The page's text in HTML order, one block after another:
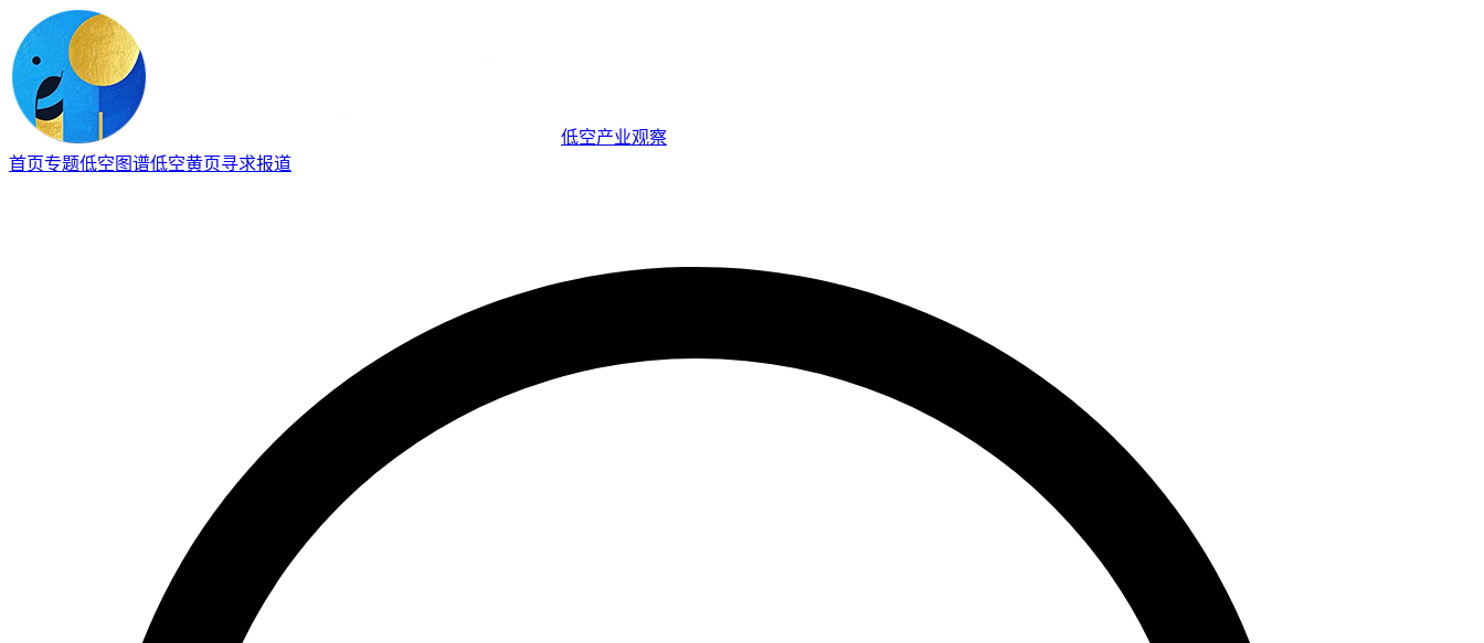
低空产业观察
首页专题低空图谱低空黄页寻求报道